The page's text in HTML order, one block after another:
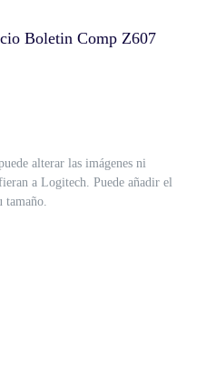
Boletin Comp Z607
alterar las imágenes ni
a Logitech. Puede añadir el
tamaño.